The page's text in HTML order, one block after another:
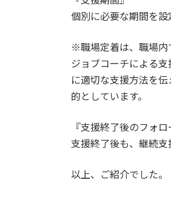
個別に必要な期間を設
※職場定着は、職場内
ジョブコーチによる
に適切な支援方法を
的としています。
『支援終了後のフォロ
支援終了後も、継続支
以上、ご紹介でした。